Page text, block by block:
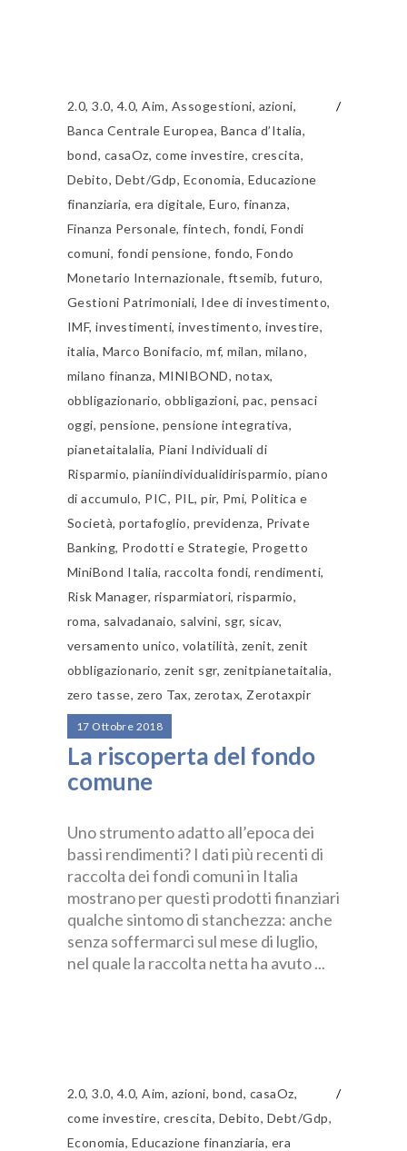
2.0,3.0, 4.0,Aim, Assogestioni, azioni,
Banca Centrale Europea, Banca d’Italia,
bond, casaOz, come investire, crescita,
Debito, Debt/Gdp, Economia, Educazione
finanziaria,era digitale,Euro,finanza,
Finanza Personale,fintech, fondi,Fondi
comuni, fondi pensione, fondo,Fondo
Monetario Internazionale, ftsemib,futuro,
Gestioni Patrimoniali, Idee di investimento,
IMF,investimenti,investimento,investire,
italia, Marco Bonifacio,mf,milan, milano,
milano finanza, MINIBOND, notax,
obbligazionario,obbligazioni,pac, pensaci
oggi, pensione, pensione integrativa,
pianetaitalalia, Piani Individuali di
Risparmio,pianiindividualidirisparmio, piano
di accumulo, PIC, PIL,pir, Pmi, Politica e
Società,portafoglio, previdenza, Private
Banking, Prodotti e Strategie, Progetto
MiniBond Italia,raccolta fondi,rendimenti,
Risk Manager, risparmiatori,risparmio,
roma, salvadanaio, salvini, sgr, sicav,
versamento unico, volatilità, zenit,zenit
obbligazionario,zenit sgr, zenitpianetaitalia,
zero tasse, zero Tax, zerotax, Zerotaxpir
17 Ottobre 2018
La riscoperta del fondo
comune
Uno strumento adatto all’epoca dei
bassi rendimenti? I dati più recenti di
raccolta dei fondi comuni in Italia
mostrano per questi prodotti finanziari
qualche sintomo di stanchezza: anche
senza soffermarci sul mese di luglio,
nel quale la raccolta netta ha avuto
2.0,3.0, 4.0,Aim, azioni, bond, casaOz,
come investire, crescita, Debito, Debt/Gdp,
Economia, Educazione finanziaria, era